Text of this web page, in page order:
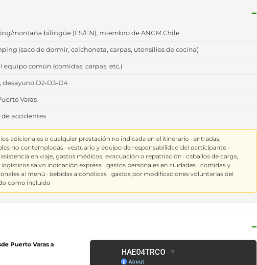
−
montaña bilingüe (ES/EN), miembro de ANGM Chile
(saco de dormir, colchoneta, carpas, utensilios de cocina)
equipo común (comidas, carpas, etc.)
desayuno D2-D3-D4
Varas
accidentes
adicionales o cualquier prestación no indicada en el itinerario · entradas,
no contempladas · vestuario y equipo de responsabilidad del participante ·
en viaje, gastos médicos, evacuación o repatriación · caballos de carga,
salvo indicación expresa · gastos personales en ciudades · comidas y
al menú · bebidas alcohólicas · gastos por modificaciones voluntarias del
como incluido
−
Puerto Varas a